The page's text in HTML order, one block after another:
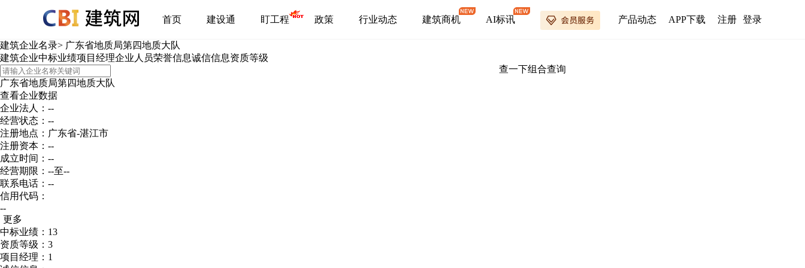
首页 建设通 盯工程 政策 行业动态 建筑商机 AI标讯 产品动态 APP下载 注册 登录
建筑企业名录> 广东省地质局第四地质大队
建筑企业中标业绩项目经理企业人员荣誉信息诚信信息资质等级
查一下组合查询
广东省地质局第四地质大队
查看企业数据
企业法人：--
经营状态：--
注册地点：广东省-湛江市
注册资本：--
成立时间：--
经营期限：--至--
联系电话：--
信用代码：
--
更多
中标业绩：13
资质等级：3
项目经理：1